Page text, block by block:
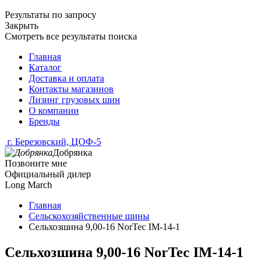
Результаты по запросу
Закрыть
Смотреть все результаты поиска
Главная
Каталог
Доставка и оплата
Контакты магазинов
Лизинг грузовых шин
О компании
Бренды
г. Березовский, ЦОФ-5
Добрянка
Позвоните мне
Официальный дилер
Long March
Главная
Сельскохозяйственные шины
Сельхозшина 9,00-16 NorTec IM-14-1
Сельхозшина 9,00-16 NorTec IM-14-1